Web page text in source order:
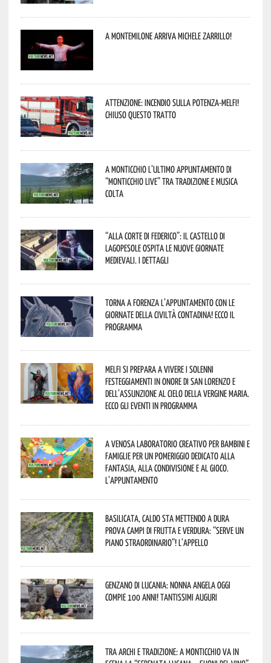
A Montemilone arriva Michele Zarrillo!
Attenzione: incendio sulla Potenza-Melfi!
Chiuso questo tratto
A Monticchio l’ultimo appuntamento di
“Monticchio Live” tra tradizione e musica
colta
“Alla corte di Federico”: il Castello di
Lagopesole ospita le nuove Giornate
Medievali. I dettagli
Torna a Forenza l’appuntamento con le
Giornate della Civiltà Contadina! Ecco il
programma
Melfi si prepara a vivere i solenni
festeggiamenti in onore di San Lorenzo e
dell’assunzione al cielo della Vergine Maria.
Ecco gli eventi in programma
A Venosa laboratorio creativo per bambini e
famiglie per un pomeriggio dedicato alla
fantasia, alla condivisione e al gioco.
L’appuntamento
Basilicata, caldo sta mettendo a dura
prova campi di frutta e verdura: “Serve un
piano straordinario”! L’appello
Genzano di Lucania: nonna Angela oggi
compie 100 anni! Tantissimi auguri
Tra archi e tradizione: a Monticchio va in